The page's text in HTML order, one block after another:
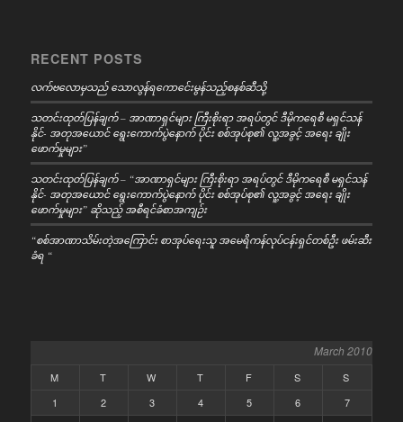
RECENT POSTS
လက်ဗလောမှသည် သောလွန်ရကောင်ေးမွန်သည့်စနစ်ဆီသို့
သတင်းထုတ်ပြန်ချက် – အာဏာရှင်များ ကြီးစိုးရာ အရပ်တွင် ဒီမိုကရေစီ မရှင်သန်
နိုင်- အတုအယောင် ရွေးကောက်ပွဲနောက် ပိုင်း စစ်အုပ်စု၏ လူ့အခွင့် အရေး ချိုး
ဖောက်မှုများ”
သတင်းထုတ်ပြန်ချက် – “အာဏာရှင်များ ကြီးစိုးရာ အရပ်တွင် ဒီမိုကရေစီ မရှင်သန်
နိုင်- အတုအယောင် ရွေးကောက်ပွဲနောက် ပိုင်း စစ်အုပ်စု၏ လူ့အခွင့် အရေး ချိုး
ဖောက်မှုများ” ဆိုသည့် အစီရင်ခံစာအကျဉ်း
“စစ်အာဏာသိမ်းတဲ့အကြောင်း စာအုပ်ရေးသူ အမေရိကန်လုပ်ငန်းရှင်တစ်ဦး ဖမ်းဆီး
ခံရ “
March 2010
M T W T F S
S
1
2 3 4 5 6
7